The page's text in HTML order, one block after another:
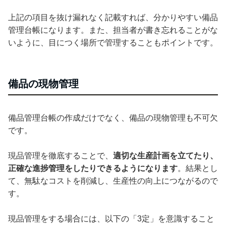
上記の項目を抜け漏れなく記載すれば、分かりやすい備品
管理台帳になります。また、担当者が書き忘れることがな
いように、目につく場所で管理することもポイントです。
備品の現物管理
備品管理台帳の作成だけでなく、備品の現物管理も不可欠
です。
現品管理を徹底することで、 適切な生産計画を立てたり、
正確な進捗管理をしたりできるようになります。結果とし
て、無駄なコストを削減し、生産性の向上につながるので
す。
現品管理をする場合には、以下の「3定」を意識すること